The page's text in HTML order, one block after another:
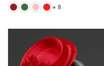
fiyat
+ 8